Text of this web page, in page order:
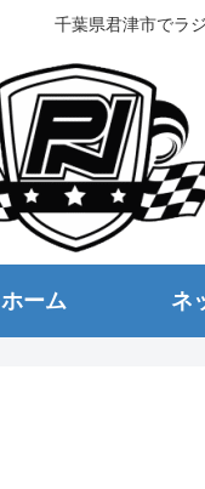
千葉県君津市でラ
ホーム ネ